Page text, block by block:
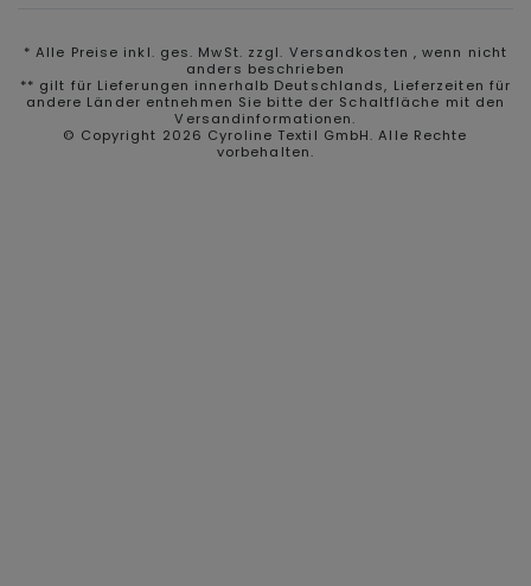
* Alle Preise inkl. ges. MwSt. zzgl. Versandkosten , wenn nicht
anders beschrieben
** gilt für Lieferungen innerhalb Deutschlands, Lieferzeiten für
andere Länder entnehmen Sie bitte der Schaltfläche mit den
Versandinformationen.
© Copyright 2026 Cyroline Textil GmbH. Alle Rechte
vorbehalten.